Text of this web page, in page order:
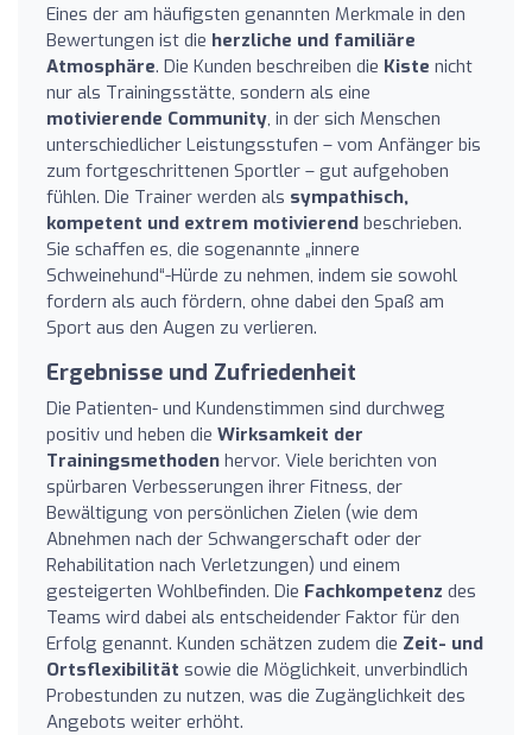
Eines der am häufigsten genannten Merkmale in den
Bewertungen ist die herzliche und familiäre
Atmosphäre. Die Kunden beschreiben die Kiste nicht
nur als Trainingsstätte, sondern als eine
motivierende Community, in der sich Menschen
unterschiedlicher Leistungsstufen – vom Anfänger bis
zum fortgeschrittenen Sportler – gut aufgehoben
fühlen. Die Trainer werden als sympathisch,
kompetent und extrem motivierend beschrieben.
Sie schaffen es, die sogenannte „innere
Schweinehund“-Hürde zu nehmen, indem sie sowohl
fordern als auch fördern, ohne dabei den Spaß am
Sport aus den Augen zu verlieren.
Ergebnisse und Zufriedenheit
Die Patienten- und Kundenstimmen sind durchweg
positiv und heben die Wirksamkeit der
Trainingsmethoden hervor. Viele berichten von
spürbaren Verbesserungen ihrer Fitness, der
Bewältigung von persönlichen Zielen (wie dem
Abnehmen nach der Schwangerschaft oder der
Rehabilitation nach Verletzungen) und einem
gesteigerten Wohlbefinden. Die Fachkompetenz des
Teams wird dabei als entscheidender Faktor für den
Erfolg genannt. Kunden schätzen zudem die Zeit- und
Ortsflexibilität sowie die Möglichkeit, unverbindlich
Probestunden zu nutzen, was die Zugänglichkeit des
Angebots weiter erhöht.